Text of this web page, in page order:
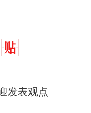
发表观点